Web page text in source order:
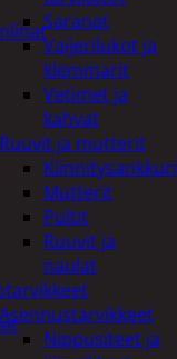
Saranat
Vaijerilukot ja
klemmarit
Vetimet ja
kahvat
Ruuvit ja mutterit
Mutterit
Pultit
Ruuvit ja
naulat
Asennustarvikkeet
Nippusiteet ja